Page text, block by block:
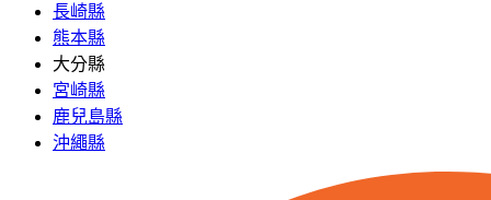
長崎縣
熊本縣
大分縣
宮崎縣
鹿兒島縣
沖繩縣